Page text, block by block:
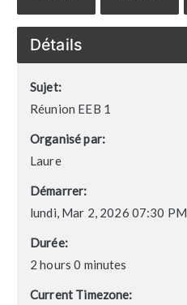
Détails
Sujet:
Réunion EEB 1
Organisé par:
Laure
Démarrer:
lundi, Mar 2, 2026 07:30 PM
Durée:
2 hours 0 minutes
Current Timezone: